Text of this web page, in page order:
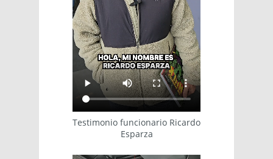
Testimonio funcionario Ricardo
Esparza